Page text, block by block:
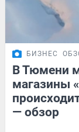
БИЗНЕС
В Тюмени
магазины
— обзор